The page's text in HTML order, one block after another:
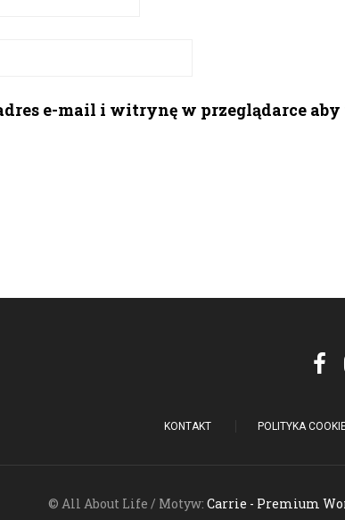
e-mail i witrynę w przeglądarce
KONTAKT POLITYKA
© All About Life / Motyw: Carrie - Premium